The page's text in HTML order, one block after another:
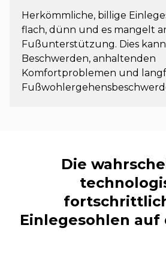
Herkömmliche, billige
flach, dünn und es mangelt
Fußunterstützung. Dies
Beschwerden, anhaltenden
Komfortproblemen und
Die
Einlegesohlen auf